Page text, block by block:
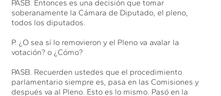
PASB. Entonces es una decisión que tomar
soberanamente la Cámara de Diputado, el pleno,
todos los diputados.
P. ¿O sea sí lo removieron y el Pleno va avalar la
votación? o ¿Cómo?
PASB. Recuerden ustedes que el procedimiento
parlamentario siempre es, pasa en las Comisiones y
después va al Pleno. Esto es lo mismo. Pasó en la